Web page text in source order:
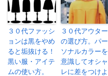
３０代ファッシ
ョンは黒をやめ
ると垢抜ける！
黒い服・アイテ
ムの使い方。
３０代アウター
の選び方。パー
ソナルカラーを
意識してオシャ
レに差をつけよ